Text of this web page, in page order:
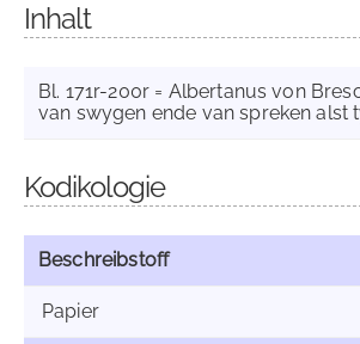
Inhalt
Bl. 171r-200r = Albertanus von
van swygen ende van spreken alst
Kodikologie
Beschreibstoff
Papier